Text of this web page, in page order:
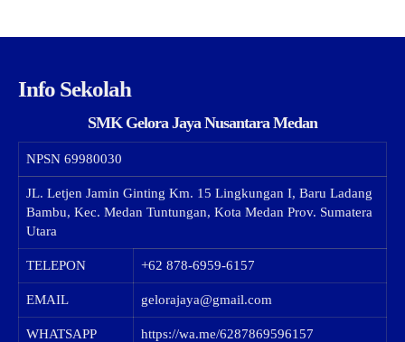
Info Sekolah
SMK Gelora Jaya Nusantara Medan
NPSN 69980030
JL. Letjen Jamin Ginting Km. 15 Lingkungan I, Baru Ladang
Bambu, Kec. Medan Tuntungan, Kota Medan Prov. Sumatera
Utara
TELEPON +62 878-6959-6157
EMAIL gelorajaya@gmail.com
WHATSAPP https://wa.me/6287869596157